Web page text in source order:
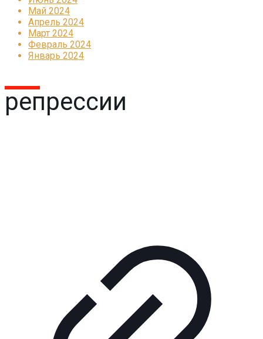
Май 2024
Апрель 2024
Март 2024
Февраль 2024
Январь 2024
репрессии